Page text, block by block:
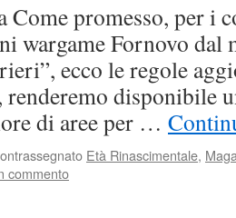
Come promesso, per i
wargame Fornovo dal
ecco le regole
renderemo disponibile
di aree per …
Età Rinascimentale,
commento